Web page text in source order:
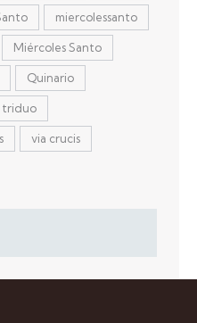
miercolessanto
Miércoles Santo
Quinario
triduo
via crucis